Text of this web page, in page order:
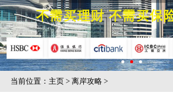
当前位置： 主页> 离岸攻略>